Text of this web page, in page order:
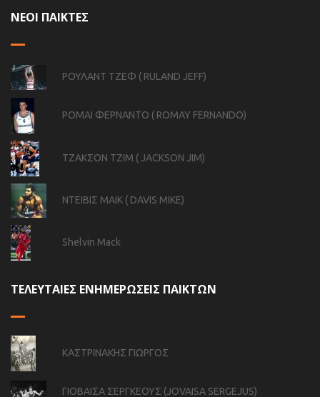
ΝΕΟΙ ΠΑΙΚΤΕΣ
ΡΟΥΛΑΝΤ ΤΖΕΦ ( RULAND JEFF)
ΡΟΜΑΙ ΦΕΡΝΑΝΤΟ ( ROMAY FERNANDO)
ΤΖΑΚΣΟΝ ΤΖΙΜ ( JACKSON JIM)
ΝΤΕΙΒΙΣ ΜΑΙΚ ( DAVIS MIKE)
Shelvin Mack
ΤΕΛΕΥΤΑΙΕΣ ΕΝΗΜΕΡΩΣΕΙΣ ΠΑΙΚΤΩΝ
ΚΑΣΤΡΙΝΑΚΗΣ ΓΙΩΡΓΟΣ
ΓΙΟΒΑΙΣΑ ΣΕΡΓΚΕΟΥΣ (JOVAISA SERGEJUS)